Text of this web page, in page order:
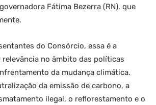
Fátima Bezerra (RN), que
do Consórcio, essa é a
no âmbito das políticas
da mudança climática.
da emissão de carbono, a
ilegal, o reflorestamento e o